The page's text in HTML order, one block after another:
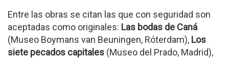
Entre las obras se citan las que con seguridad son
aceptadas como originales: Las bodas de Caná
(Museo Boymans van Beuningen, Róterdam), Los
siete pecados capitales (Museo del Prado, Madrid),